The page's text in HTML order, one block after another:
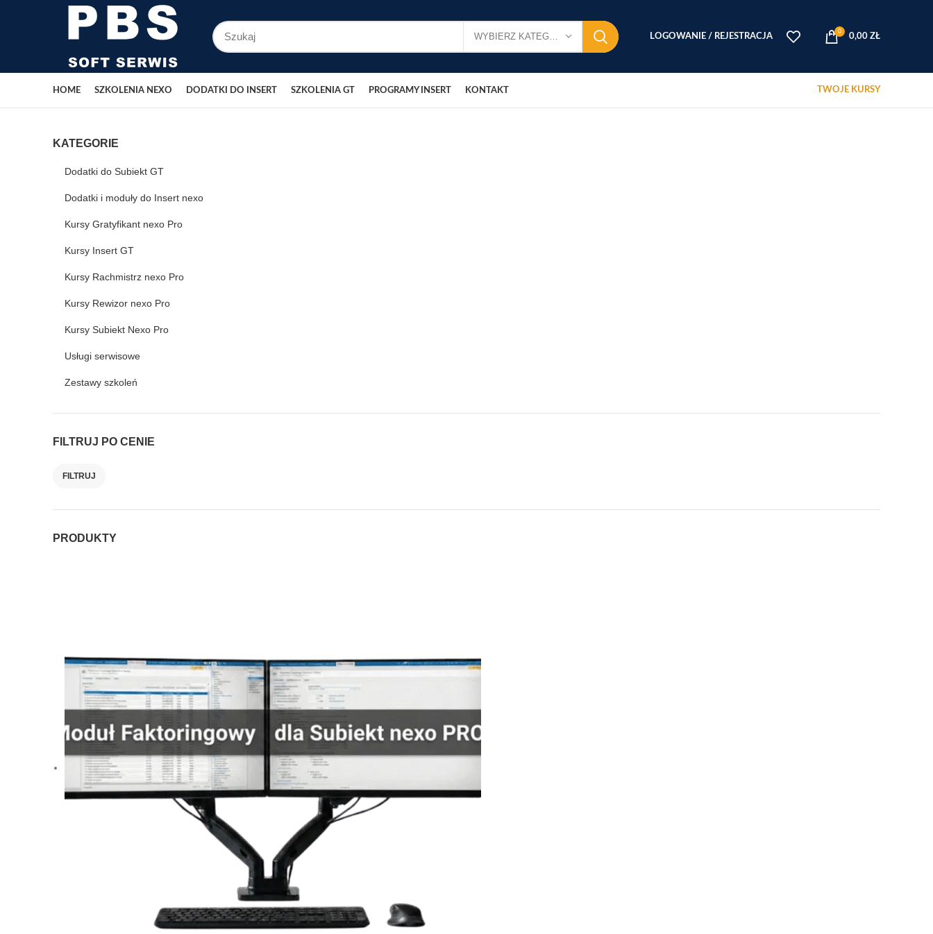
LOGOWANIE / REJESTRACJA
0
0,00 ZŁ
HOME SZKOLENIA NEXO DODATKI DO INSERT SZKOLENIA GT PROGRAMY INSERT KONTAKT TWOJE KURSY
KATEGORIE
Dodatki do Subiekt GT
Dodatki i moduły do Insert nexo
Kursy Gratyfikant nexo Pro
Kursy Insert GT
Kursy Rachmistrz nexo Pro
Kursy Rewizor nexo Pro
Kursy Subiekt Nexo Pro
Usługi serwisowe
Zestawy szkoleń
FILTRUJ PO CENIE
FILTRUJ
PRODUKTY